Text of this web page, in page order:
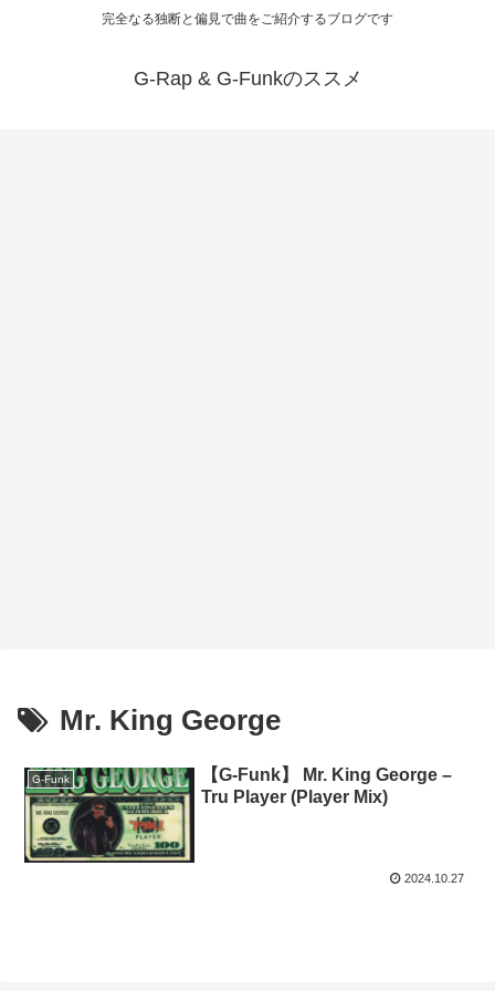
完全なる独断と偏見で曲をご紹介するブログです
G-Rap & G-Funkのススメ
Mr. King George
G-Funk
【G-Funk】 Mr. King George –
Tru Player (Player Mix)
2024.10.27